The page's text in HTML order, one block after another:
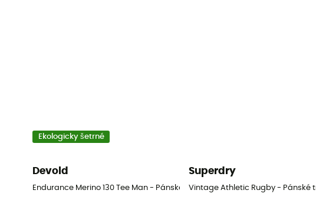
Ekologicky šetrné
Devold
Endurance Merino 130 Tee Man - Pánské triko
Superdry
Vintage Athletic Rugby - Pánské